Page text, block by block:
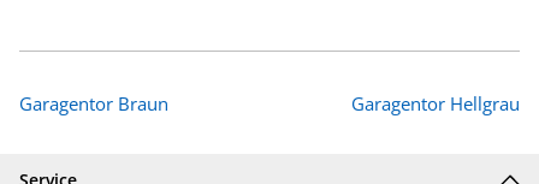
Garagentor Braun Garagentor Hellgrau